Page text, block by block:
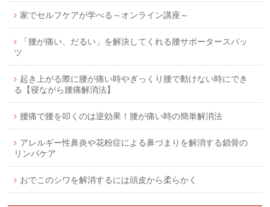
家でセルフケアが学べる～オンライン講座～
「腰が痛い、だるい」を解決してくれる腰サポータースパッ
ツ
起き上がる際に腰が痛い時やぎっくり腰で動けない時にでき
る【寝ながら腰痛解消法】
腰痛で腰を叩くのは逆効果！腰が痛い時の簡単解消法
アレルギー性鼻炎や花粉症による鼻づまりを解消する鎖骨の
リンパケア
おでこのシワを解消するには頭皮から柔らかく